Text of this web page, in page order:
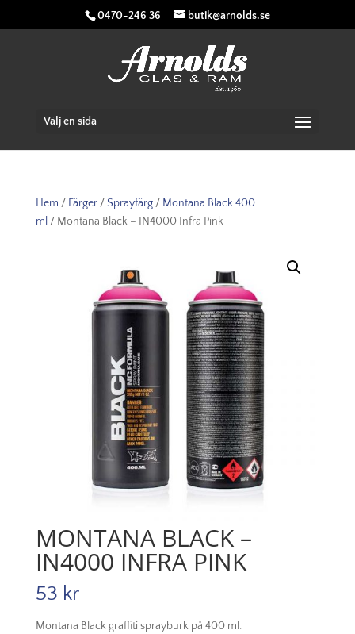
0470-246 36 butik@arnolds.se
Välj en sida
Hem / Färger/ Sprayfärg/ Montana Black 400
ml / Montana Black – IN4000 Infra Pink
MONTANA BLACK –
IN4000 INFRA PINK
53 kr
Montana Black graffiti sprayburk på 400 ml.